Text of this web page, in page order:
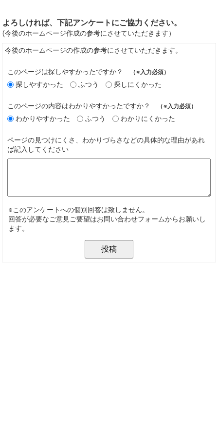
よろしければ、下記アンケートにご協力ください。
(今後のホームページ作成の参考にさせていただきます）
今後のホームページの作成の参考にさせていただきます。
このページは探しやすかったですか？ （※入力必須）
探しやすかった ふつう 探しにくかった
このページの内容はわかりやすかったですか？ （※入力必須）
わかりやすかった ふつう わかりにくかった
ページの見つけにくさ、わかりづらさなどの具体的な理由があれ
ば記入してください
※このアンケートへの個別回答は致しません。
回答が必要なご意見ご要望はお問い合わせフォームからお願いし
ます。